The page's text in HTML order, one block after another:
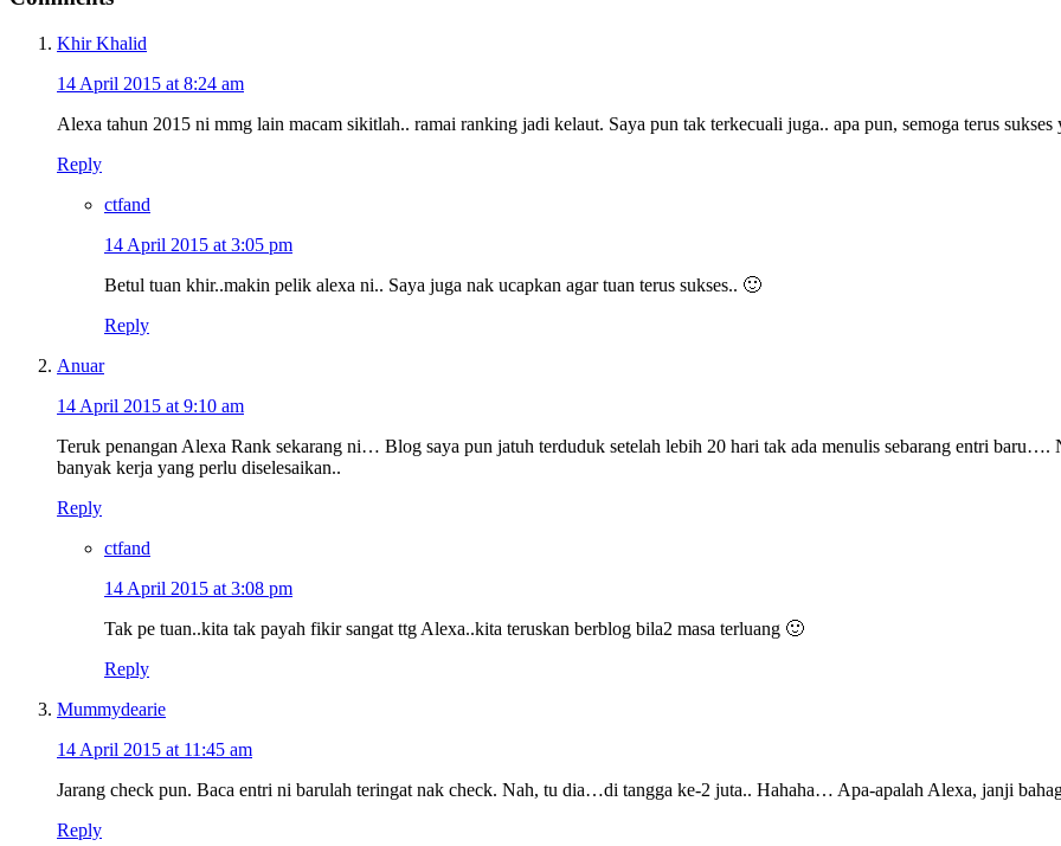
Khir Khalid
14 April 2015 at 8:24 am
Alexa tahun 2015 ni mmg lain macam sikitlah.. ramai ranking jadi kelaut. Saya pun tak terkecuali juga.. apa pun, semoga terus sukses
Reply
ctfand
14 April 2015 at 3:05 pm
Betul tuan khir..makin pelik alexa ni.. Saya juga nak ucapkan agar tuan terus sukses.. 🙂
Reply
Anuar
14 April 2015 at 9:10 am
Teruk penangan Alexa Rank sekarang ni… Blog saya pun jatuh terduduk setelah lebih 20 hari tak ada menulis sebarang entri
banyak kerja yang perlu diselesaikan..
Reply
ctfand
14 April 2015 at 3:08 pm
Tak pe tuan..kita tak payah fikir sangat ttg Alexa..kita teruskan berblog bila2 masa terluang 🙂
Reply
Mummydearie
14 April 2015 at 11:45 am
Jarang check pun. Baca entri ni barulah teringat nak check. Nah, tu dia…di tangga ke-2 juta.. Hahaha… Apa-apalah Alexa, janji
Reply